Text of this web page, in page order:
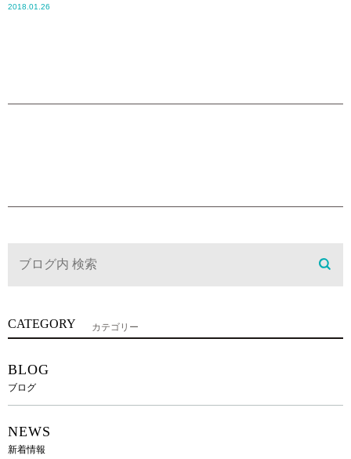
2018.01.26
CATEGORY カテゴリー
BLOG
ブログ
NEWS
新着情報